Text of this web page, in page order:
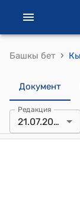
Башкы бет ›
Документ
Редакция
21.07.2026